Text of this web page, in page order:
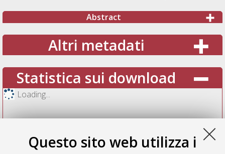
Questo sito web utilizza i
Abstract
Altri metadati
Statistica sui download
Loading...